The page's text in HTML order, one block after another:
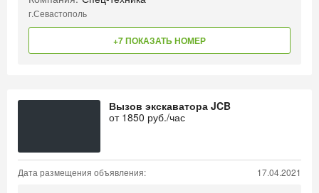
г.Севастополь
+7 ПОКАЗАТЬ НОМЕР
Вызов экскаватора JCB
от 1850 руб./час
Дата размещения объявления: 17.04.2021